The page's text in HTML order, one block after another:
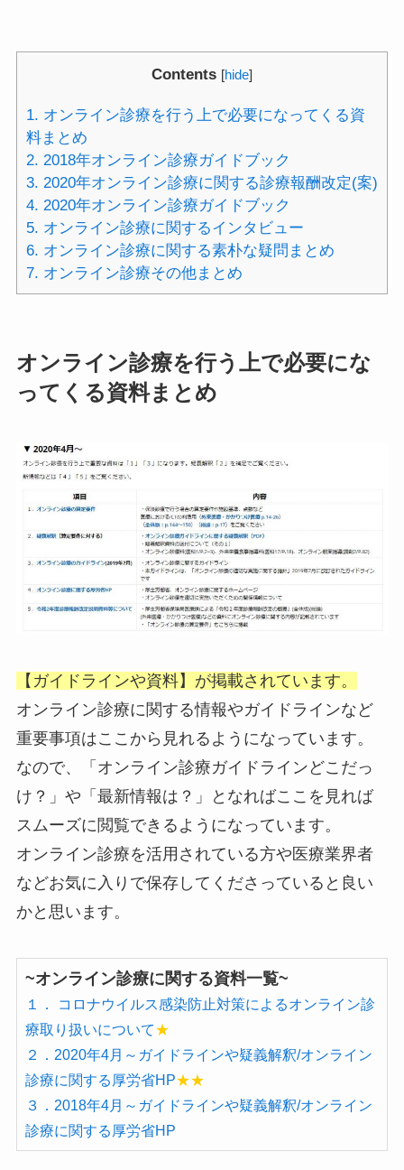
Contents [hide]
1. オンライン診療を行う上で必要になってくる資
料まとめ
2. 2018年オンライン診療ガイドブック
3. 2020年オンライン診療に関する診療報酬改定(案)
4. 2020年オンライン診療ガイドブック
5. オンライン診療に関するインタビュー
6. オンライン診療に関する素朴な疑問まとめ
7. オンライン診療その他まとめ
オンライン診療を行う上で必要にな
ってくる資料まとめ
【ガイドラインや資料】が掲載されています。
オンライン診療に関する情報やガイドラインなど
重要事項はここから見れるようになっています。
なので、「オンライン診療ガイドラインどこだっ
け？」や「最新情報は？」となればここを見れば
スムーズに閲覧できるようになっています。
オンライン診療を活用されている方や医療業界者
などお気に入りで保存してくださっていると良い
かと思います。
~オンライン診療に関する資料一覧~
１． コロナウイルス感染防止対策によるオンライン診
療取り扱いについて★
２．2020年4月～ガイドラインや疑義解釈/オンライン
診療に関する厚労省HP★★
３．2018年4月～ガイドラインや疑義解釈/オンライン
診療に関する厚労省HP